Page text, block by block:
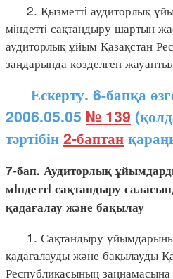
2. Қызметтi аудиторлық
мiндеттi сақтандыру шартын
аудиторлық ұйым Қазақстан
заңдарында көзделген
Ескерту. 6-бапқа
2006.05.05 № 139
тәртібін2-баптан
7-бап. Аудиторлық
мiндеттi сақтандыру
қадағалау және бақылау
1. Сақтандыру
қадағалауды және бақылауды
Республикасының